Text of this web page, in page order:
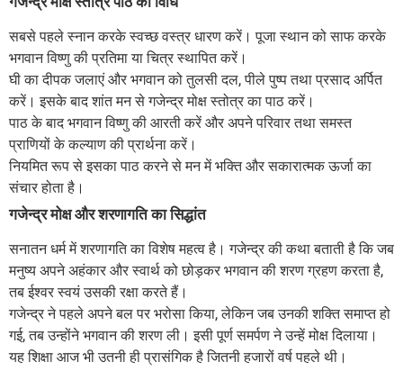
सबसे पहले स्नान करके स्वच्छ वस्त्र धारण करें। पूजा स्थान को साफ करके
भगवान विष्णु की प्रतिमा या चित्र स्थापित करें।
घी का दीपक जलाएं और भगवान को तुलसी दल, पीले पुष्प तथा प्रसाद अर्पित
करें। इसके बाद शांत मन से गजेन्द्र मोक्ष स्तोत्र का पाठ करें।
पाठ के बाद भगवान विष्णु की आरती करें और अपने परिवार तथा समस्त
प्राणियों के कल्याण की प्रार्थना करें।
नियमित रूप से इसका पाठ करने से मन में भक्ति और सकारात्मक ऊर्जा का
संचार होता है।
गजेन्द्र मोक्ष और शरणागति का सिद्धांत
सनातन धर्म में शरणागति का विशेष महत्व है। गजेन्द्र की कथा बताती है कि जब
मनुष्य अपने अहंकार और स्वार्थ को छोड़कर भगवान की शरण ग्रहण करता है,
तब ईश्वर स्वयं उसकी रक्षा करते हैं।
गजेन्द्र ने पहले अपने बल पर भरोसा किया, लेकिन जब उनकी शक्ति समाप्त हो
गई, तब उन्होंने भगवान की शरण ली। इसी पूर्ण समर्पण ने उन्हें मोक्ष दिलाया।
यह शिक्षा आज भी उतनी ही प्रासंगिक है जितनी हजारों वर्ष पहले थी।